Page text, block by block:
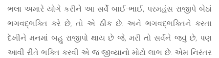
ભલા અમારે યોગે કરીને આ સર્વે બાઈ-ભાઈ, પરમહંસ રાજીપે બેઠાં
ભગવદ્‌ભક્તિ કરે છે, તો એ ઠીક છે. અને ભગવદ્‌ભક્તિને કરતા
દેખીને મનમાં બહુ રાજીપો થાય છે જે, મરી તો સર્વને જવું છે, પણ
આવી રીતે ભક્તિ કરવી એ જ જીવ્યાનો મોટો લાભ છે. એમ નિરંતર